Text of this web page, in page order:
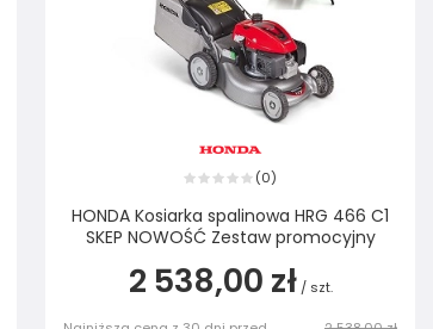
(0)
HONDA Kosiarka spalinowa HRG 466 C1
SKEP NOWOŚĆ Zestaw promocyjny
2 538,00 zł / szt.